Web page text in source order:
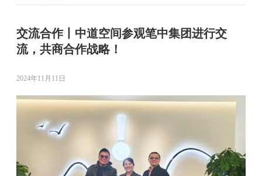
交流合作丨中道空间参观笔中集团进行交
流，共商合作战略！
2024年11月11日